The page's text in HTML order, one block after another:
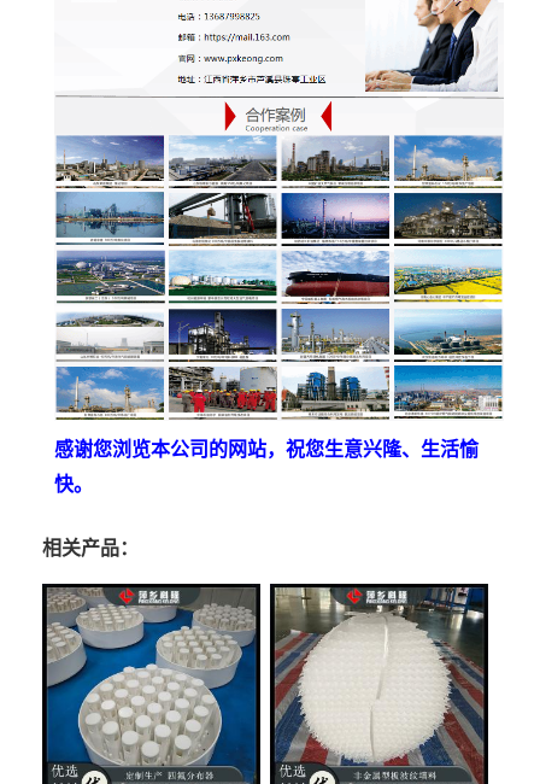
感谢您浏览本公司的网站，祝您生意兴隆、生活愉
快。
相关产品：